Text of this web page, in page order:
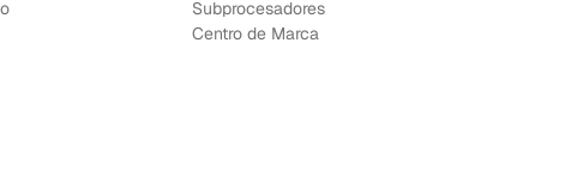
Subprocesadores
Centro de Marca